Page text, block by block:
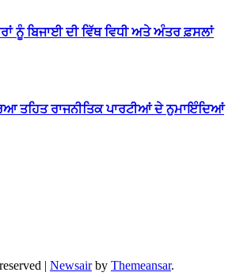
ਨੂੰ ਬਿਜਾਈ ਦੀ ਵਿੱਥ ਵਿਧੀ ਅਤੇ ਅੰਤਰ ਫ਼ਸਲਾਂ
ਰਾਜਨੀਤਿਕ ਪਾਰਟੀਆਂ ਦੇ ਨੁਮਾਇੰਦਿਆਂ
| Newsairby Themeansar.